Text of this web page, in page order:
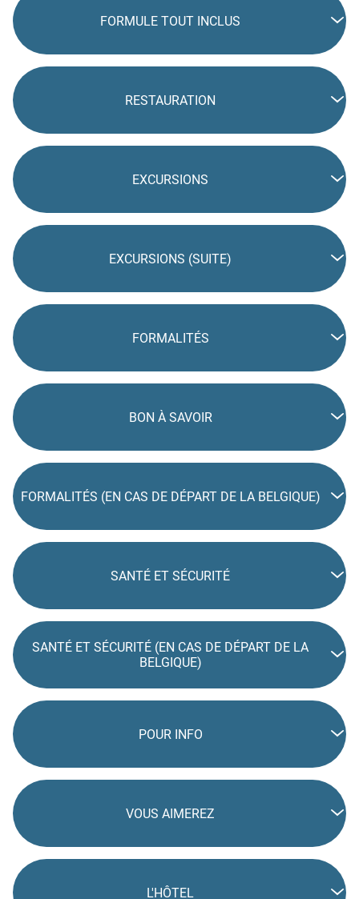
FORMULE TOUT INCLUS
RESTAURATION
EXCURSIONS
EXCURSIONS (SUITE)
FORMALITÉS
BON À SAVOIR
FORMALITÉS (EN CAS DE DÉPART DE LA BELGIQUE)
SANTÉ ET SÉCURITÉ
SANTÉ ET SÉCURITÉ (EN CAS DE DÉPART DE LA
BELGIQUE)
POUR INFO
VOUS AIMEREZ
L'HÔTEL